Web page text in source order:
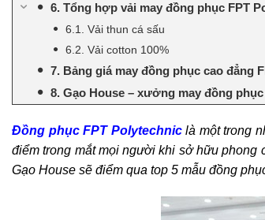
6. Tổng hợp vải may đồng phục FPT
6.1. Vải thun cá sấu
6.2. Vải cotton 100%
7. Bảng giá may đồng phục cao đẳng
8. Gạo House – xưởng may đồng
Đồng phục FPT Polytechniclà một trong
điểm trong mắt mọi người khi sở hữu phong
Gạo House sẽ điểm qua top 5 mẫu đồng